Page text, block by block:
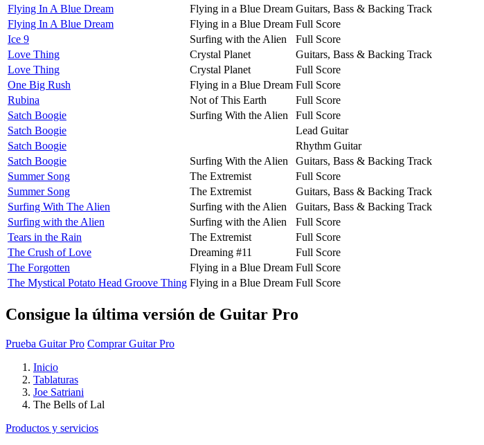
Flying In A Blue Dream
Flying in a Blue Dream Guitars, Bass & Backing Track
Flying In A Blue Dream
Flying in a Blue Dream Full Score
Ice 9
Surfing with the Alien
Full Score
Love Thing
Crystal Planet
Guitars, Bass & Backing Track
Love Thing
Crystal Planet
Full Score
One Big Rush
Flying in a Blue Dream Full Score
Rubina
Not of This Earth
Full Score
Satch Boogie
Surfing With the Alien
Full Score
Satch Boogie
Lead Guitar
Satch Boogie
Rhythm Guitar
Satch Boogie
Surfing With the Alien
Guitars, Bass & Backing Track
Summer Song
The Extremist
Full Score
Summer Song
The Extremist
Guitars, Bass & Backing Track
Surfing With The Alien
Surfing with the Alien
Guitars, Bass & Backing Track
Surfing with the Alien
Surfing with the Alien
Full Score
Tears in the Rain
The Extremist
Full Score
The Crush of Love
Dreaming #11
Full Score
The Forgotten
Flying in a Blue Dream Full Score
The Mystical Potato Head Groove Thing Flying in a Blue Dream Full Score
Consigue la última versión de Guitar Pro
Prueba Guitar Pro Comprar Guitar Pro
Inicio
Tablaturas
Joe Satriani
The Bells of Lal
Productos y servicios